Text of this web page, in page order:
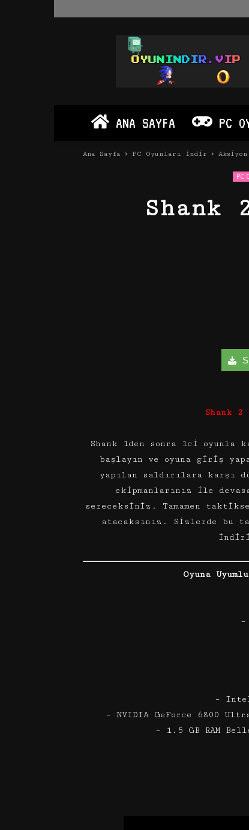
Oyun
İndir
PC
Android
ANA SAYFA PC
Ana Sayfa PC Oyunları İndir
PC
Shank
Shank 1den sonra 1ci
başlayın ve oyuna giriş
yapılan saldırılara karşı
ekipmanlarınız ile
sereceksiniz. Tamamen
atacaksınız. Sizlerde bu
Oyuna
–
–
– NVIDIA GeForce 6800
– 1.5 GB RAM